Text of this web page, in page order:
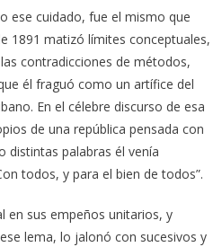
ese cuidado, fue el mismo que
1891 matizó límites conceptuales,
contradicciones de métodos,
él fraguó como un artífice del
En el célebre discurso de esa
de una república pensada con
distintas palabras él venía
todos, y para el bien de todos”.
en sus empeños unitarios, y
lema, lo jalonó con sucesivos y